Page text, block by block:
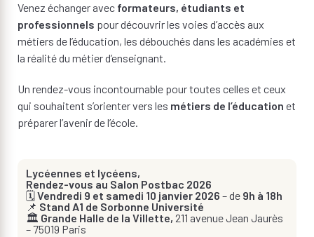
Venez échanger avec formateurs, étudiants et
professionnels pour découvrir les voies d’accès aux
métiers de l’éducation, les débouchés dans les académies et
la réalité du métier d’enseignant.
Un rendez-vous incontournable pour toutes celles et ceux
qui souhaitent s’orienter vers les métiers de l’éducation et
préparer l’avenir de l’école.
Lycéennes et lycéens,
Rendez-vous au Salon Postbac 2026
🗓Vendredi 9 et samedi 10 janvier 2026 – de 9h à 18h
📌 Stand A1 de Sorbonne Université
🏛 Grande Halle de la Villette, 211 avenue Jean Jaurès
– 75019 Paris